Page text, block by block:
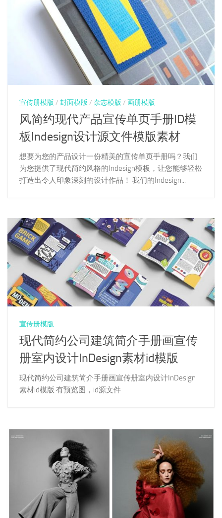
宣传册模版 / 封面模版 / 杂志模版 / 画册模版
风简约现代产品宣传单页手册ID模
板Indesign设计源文件模版素材
想要为您的产品设计一份精美的宣传单页手册吗？我们
为您提供了现代简约风格的Indesign模板，让您能够轻松
打造出令人印象深刻的设计作品！ 我们的Indesign...
宣传册模版
现代简约公司建筑简介手册画宣传
册室内设计InDesign素材id模版
现代简约公司建筑简介手册画宣传册室内设计InDesign
素材id模版 有预览图，id源文件